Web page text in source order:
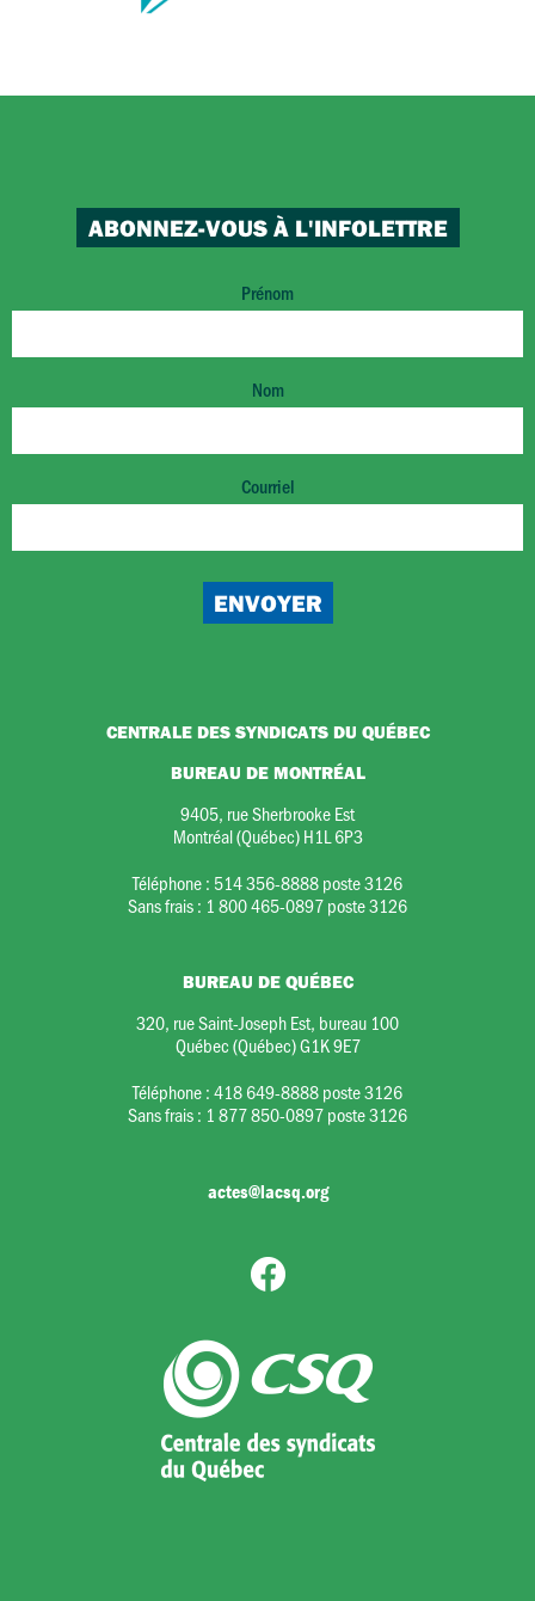
ABONNEZ-VOUS À L'INFOLETTRE
Prénom
Nom
Courriel
CENTRALE DES SYNDICATS DU QUÉBEC
BUREAU DE MONTRÉAL
9405, rue Sherbrooke Est
Montréal (Québec) H1L 6P3
Téléphone : 514 356-8888 poste 3126
Sans frais : 1 800 465-0897 poste 3126
BUREAU DE QUÉBEC
320, rue Saint-Joseph Est, bureau 100
Québec (Québec) G1K 9E7
Téléphone :418 649-8888 poste 3126
Sans frais : 1 877 850-0897 poste 3126
actes@lacsq.org